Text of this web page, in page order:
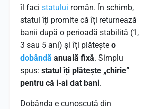
îl faci statului român. În schimb,
statul îți promite că îți returnează
banii după o perioadă stabilită (1,
3 sau 5 ani) și îți plătește o
dobândă anuală fixă. Simplu
spus: statul îți plătește „chirie”
pentru că i-ai dat bani.
Dobânda e cunoscută din